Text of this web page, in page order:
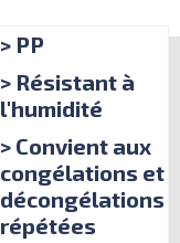
> PP
> Résistant à
l'humidité
> Convient aux
congélations et
décongélations
répétées